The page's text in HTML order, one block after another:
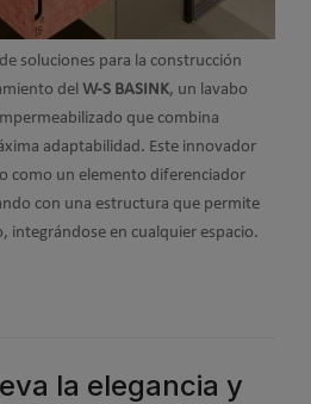
soluciones para la construcción
del W-S BASINK, un lavabo
que combina
adaptabilidad. Este innovador
como un elemento diferenciador
con una estructura que permite
integrándose en cualquier espacio.
la elegancia y